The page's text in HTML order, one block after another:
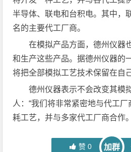
半导体、联电和台积电。其中，
名的主要代工厂商。
在模拟产品方面，德州仪器
和生产这些产品。据德州仪器的
将把全部模拟工艺技术保留在自
德州仪器表示不会改变其模
人：“我们将非常紧密地与代工
耗工艺，并与多家代工厂商合作
赞 0 加群